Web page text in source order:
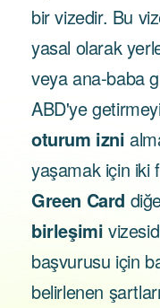
bir vizedir. Bu
yasal olarak
veya ana-baba
ABD'ye
oturum izni
yaşamak için iki
Green Card
birleşimi
başvurusu için
belirlenen